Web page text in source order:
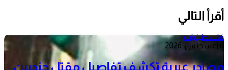
أقرأ التالي
فلسطينيات
6 أغسطس، 2026
مصادر عبرية تكشف تفاصيل مقتل جنديين